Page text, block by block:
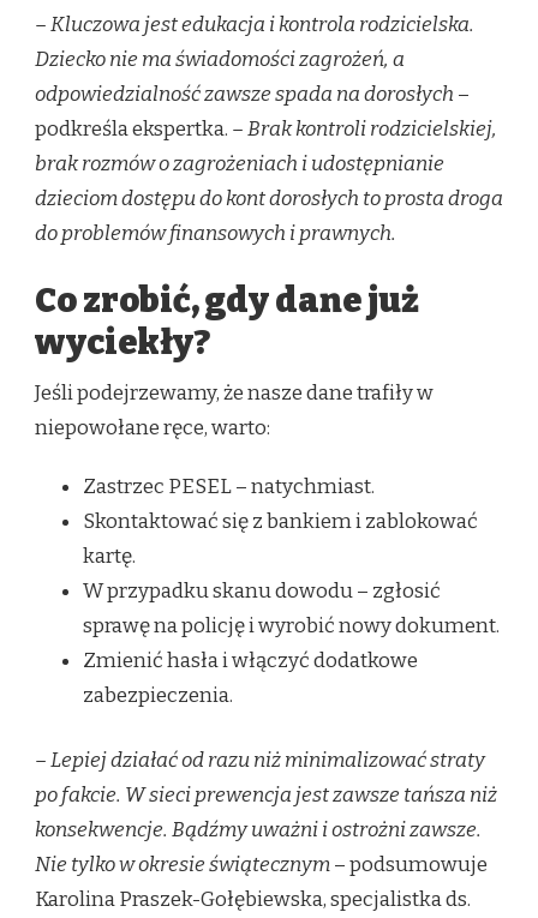
– Kluczowa jest edukacja i kontrola rodzicielska.
Dziecko nie ma świadomości zagrożeń, a
odpowiedzialność zawsze spada na dorosłych –
podkreśla ekspertka. – Brak kontroli rodzicielskiej,
brak rozmów o zagrożeniach i udostępnianie
dzieciom dostępu do kont dorosłych to prosta droga
do problemów finansowych i prawnych.
Co zrobić, gdy dane już
wyciekły?
Jeśli podejrzewamy, że nasze dane trafiły w
niepowołane ręce, warto:
Zastrzec PESEL – natychmiast.
Skontaktować się z bankiem i zablokować
kartę.
W przypadku skanu dowodu – zgłosić
sprawę na policję i wyrobić nowy dokument.
Zmienić hasła i włączyć dodatkowe
zabezpieczenia.
– Lepiej działać od razu niż minimalizować straty
po fakcie. W sieci prewencja jest zawsze tańsza niż
konsekwencje. Bądźmy uważni i ostrożni zawsze.
Nie tylko w okresie świątecznym– podsumowuje
Karolina Praszek-Gołębiewska, specjalistka ds.